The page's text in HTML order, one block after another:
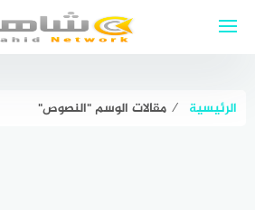
الرئيسية ⁄ مقالات الوسم "النصوص"